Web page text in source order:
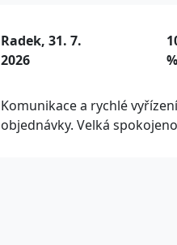
Radek, 31. 7.
2026
%
Komunikace a rychlé vyřízení
objednávky. Velká